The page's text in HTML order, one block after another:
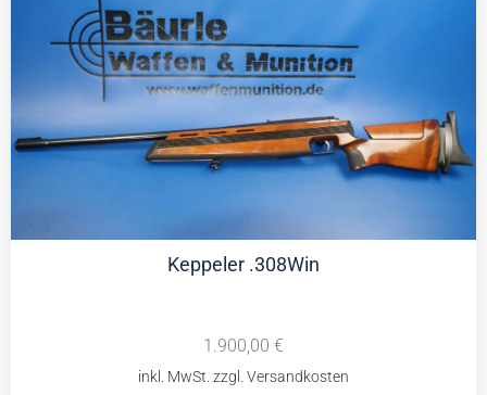
Keppeler .308Win
1.900,00 €